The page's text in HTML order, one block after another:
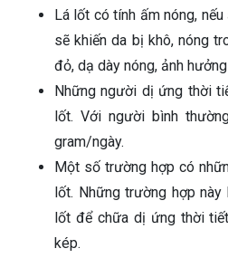
Lá lốt có tính ấm nóng,
sẽ khiến da bị khô, nóng
đỏ, dạ dày nóng, ảnh
Những người dị ứng thời
lốt. Với người bình
gram/ngày.
Một số trường hợp có
lốt. Những trường hợp
lốt để chữa dị ứng thời
kép.